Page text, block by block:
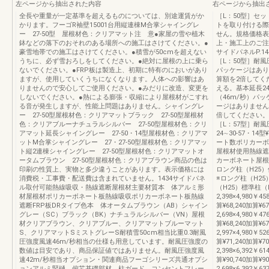
左ページから抽出された内容
全長や重量が一定基準を超えるものについては、別途運賃がか
かります。フーゴR袖壁15001台用縦連棟M合掌シャイングレ
ー 27-50型 屋根材色：クリアマット注 意●家屋の雪や植木
鉢などの落下のおそれのある場所への施工はさけてください。●
豪雪地帯での施工はさけてください。●積雪が50cmを超えない
うちに、必ず雪おろしをしてください。●絶対に屋根の上に乗ら
ないでください。●FRP板は製造上、初期に特有のにおいがあり
ますが、使用していくうちになくなります。人体への影響はあ
りませんので安心してご使用ください。●みだりに改造、変更を
しないでください。●熱による膨張・収縮により屋根材がこすれ
る音が発生しますが、性能上問題はありません。シャイングレ
ー 27-50型屋根材色：クリアマットブラック 27-50型屋根材
色：クリアブルーナチュラルシルバー 27-50型屋根材色：クリ
アマット延長シャイングレー 27-50・14型屋根材色：クリアマ
ットM合掌シャイングレー 27・27-50型屋根材色：クリアマッ
ト縦2連棟シャイングレー 27-50型屋根材色：クリアマットオ
ータムブラウン 27-50型屋根材色：クリアブラウン商品の色は
印刷の性質上、実物と多少違うことがあります。表示価格には
消費税・工事費・配送費は含まれていません。1434サイドパネ
ル取付可能熱線吸収・熱線遮断屋根材主要材質本 体アルミ形
材屋根材ポリカーボネート板熱線吸収ポリカーボネート板熱線
遮断FRP板DRタイプ色本 体オータムブラウン（AB）シャイン
グレー（SC）ブラック（BK）ナチュラルシルバー（VN）屋根
材クリアブラウン、クリアブルー、クリアマットブルーマット
S、クリアマットSミストグレーS耐積雪50cm相当比重0.3耐風
圧強度風速46m/秒相当の仕様も用意しています。耐風圧強度の
数値は目安であり、商品保証値ではありません。耐風圧強度風
速42m/秒相当オプション・関連商品フーゴシリーズ共通オプシ
右ページから抽出
［L：50型］セ
トを取り付ける
せん。規格価格
上・施工上のご
サイドパネル
［L：50型］耐
パッケージはあ
算額を2倍してく
える。基本延長
（46m/秒）パ
ージはありませ
倍してください
［L：57型］耐
24∼30-57・14
ート数ポリカー
屋根材使用熱線
カーボネート屋
ロング柱（H25
※ロング柱（H25
（H25）標準柱
2,398×4,980￥
算¥68,240加算
2,698×4,980￥
算¥68,240加算
2,997×4,980￥
算¥71,240加算
2,398×6,392￥
算¥90,740加算